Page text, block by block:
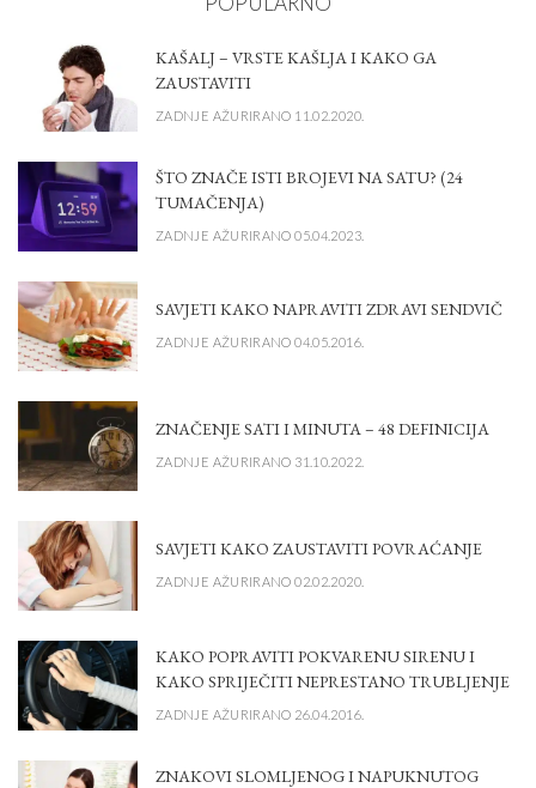
KAŠALJ – VRSTE KAŠLJA I KAKO GA
ZAUSTAVITI
ZADNJE AŽURIRANO 11.02.2020.
ŠTO ZNAČE ISTI BROJEVI NA SATU? (24
TUMAČENJA)
ZADNJE AŽURIRANO 05.04.2023.
SAVJETI KAKO NAPRAVITI ZDRAVI SENDVIČ
ZADNJE AŽURIRANO 04.05.2016.
ZNAČENJE SATI I MINUTA – 48 DEFINICIJA
ZADNJE AŽURIRANO 31.10.2022.
SAVJETI KAKO ZAUSTAVITI POVRAĆANJE
ZADNJE AŽURIRANO 02.02.2020.
KAKO POPRAVITI POKVARENU SIRENU I
KAKO SPRIJEČITI NEPRESTANO TRUBLJENJE
ZADNJE AŽURIRANO 26.04.2016.
ZNAKOVI SLOMLJENOG I NAPUKNUTOG